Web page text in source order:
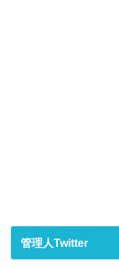
管理人Twitter